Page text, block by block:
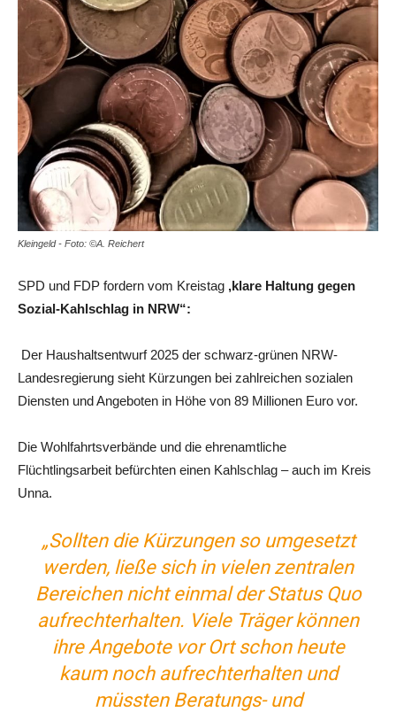
Kleingeld - Foto: ©A. Reichert
SPD und FDP fordern vom Kreistag ‚klare Haltung gegen
Sozial-Kahlschlag in NRW“:
Der Haushaltsentwurf 2025 der schwarz-grünen NRW-
Landesregierung sieht Kürzungen bei zahlreichen sozialen
Diensten und Angeboten in Höhe von 89 Millionen Euro vor.
Die Wohlfahrtsverbände und die ehrenamtliche
Flüchtlingsarbeit befürchten einen Kahlschlag – auch im Kreis
Unna.
„Sollten die Kürzungen so umgesetzt
werden, ließe sich in vielen zentralen
Bereichen nicht einmal der Status Quo
aufrechterhalten. Viele Träger können
ihre Angebote vor Ort schon heute
kaum noch aufrechterhalten und
müssten Beratungs- und